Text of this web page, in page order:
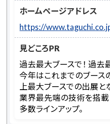
ホームページアドレス
https://
見どころPR
過去最大ブースで！ 過去
今年はこれまでのブース
上最大ブースでの出展と
業界最先端の技術を搭載
多数ラインアップ。